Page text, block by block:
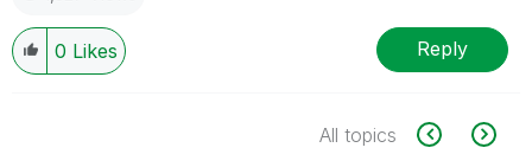
0 Likes Reply
All topics